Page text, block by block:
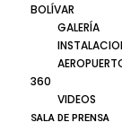
BOLÍVAR
GALERÍA
360
VIDEOS
SALA DE PRENSA